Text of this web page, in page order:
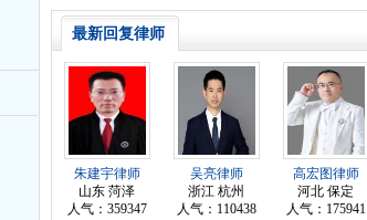
最新回复律师
朱建宇律师
山东 菏泽
人气：359347
吴亮律师
浙江 杭州
人气：110438
高宏图律师
河北 保定
人气：175941